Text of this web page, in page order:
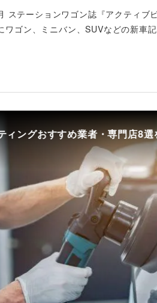
ステーションワゴン誌『アクティブ
ワゴン、ミニバン、SUVなどの新車
古車選び、購入時の流れや必要